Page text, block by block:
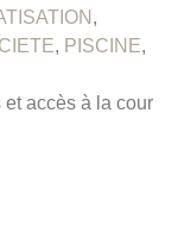
,
, PISCINE,
accès à la cour